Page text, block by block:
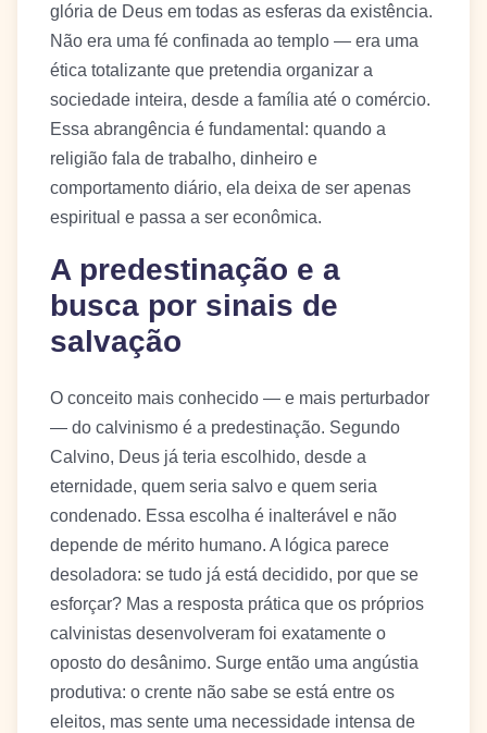
glória de Deus em todas as esferas da existência.
Não era uma fé confinada ao templo — era uma
ética totalizante que pretendia organizar a
sociedade inteira, desde a família até o comércio.
Essa abrangência é fundamental: quando a
religião fala de trabalho, dinheiro e
comportamento diário, ela deixa de ser apenas
espiritual e passa a ser econômica.
A predestinação e a
busca por sinais de
salvação
O conceito mais conhecido — e mais perturbador
— do calvinismo é a predestinação. Segundo
Calvino, Deus já teria escolhido, desde a
eternidade, quem seria salvo e quem seria
condenado. Essa escolha é inalterável e não
depende de mérito humano. A lógica parece
desoladora: se tudo já está decidido, por que se
esforçar? Mas a resposta prática que os próprios
calvinistas desenvolveram foi exatamente o
oposto do desânimo. Surge então uma angústia
produtiva: o crente não sabe se está entre os
eleitos, mas sente uma necessidade intensa de